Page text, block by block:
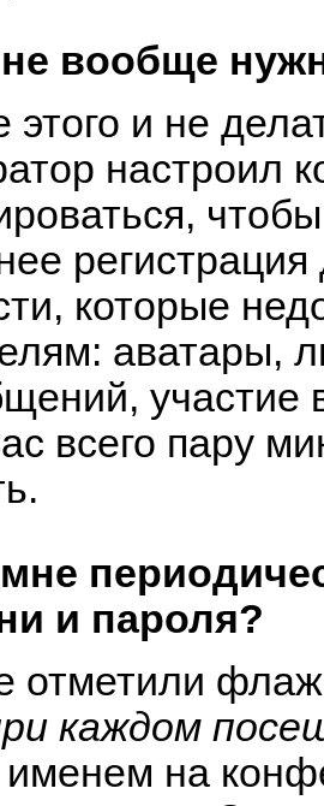
вообще
и не
настроил
которые
аватары,
участие
всего пару
и пароля?
отметили
каждом
на